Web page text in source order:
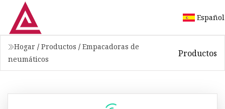
Español
Hogar / Productos / Empacadoras de
neumáticos
Productos